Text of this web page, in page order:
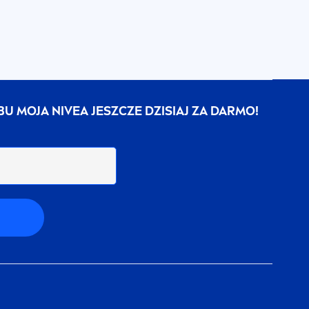
MOJA NIVEAJESZCZE DZISIAJ ZA DARMO!